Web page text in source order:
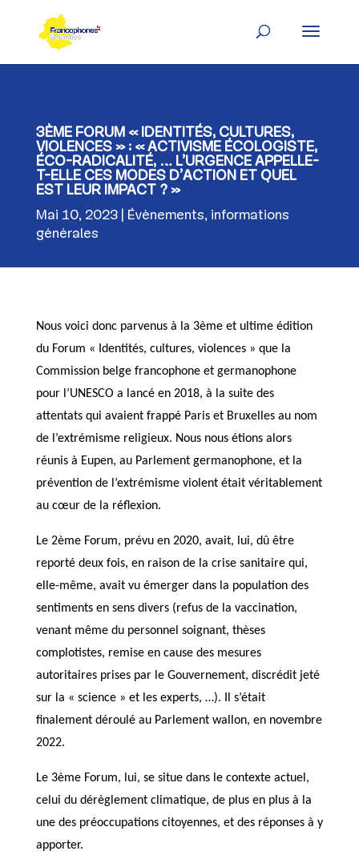
content
3ÈME FORUM « IDENTITÉS, CULTURES,
VIOLENCES » : « ACTIVISME ÉCOLOGISTE,
ÉCO-RADICALITÉ, … L’URGENCE APPELLE-
T-ELLE CES MODES D’ACTION ET QUEL
EST LEUR IMPACT ? »
Mai 10, 2023 Évènements, informations
générales
Nous voici donc parvenus à la 3ème et ultime édition
du Forum « Identités, cultures, violences » que la
Commission belge francophone et germanophone
pour l’UNESCO a lancé en 2018, à la suite des
attentats qui avaient frappé Paris et Bruxelles au nom
de l’extrémisme religieux. Nous nous étions alors
réunis à Eupen, au Parlement germanophone, et la
prévention de l’extrémisme violent était véritablement
au cœur de la réflexion.
Le 2ème Forum, prévu en 2020, avait, lui, dû être
reporté deux fois, en raison de la crise sanitaire qui,
elle-même, avait vu émerger dans la population des
sentiments en sens divers (refus de la vaccination,
venant même du personnel soignant, thèses
complotistes, remise en cause des mesures
autoritaires prises par le Gouvernement, discrédit jeté
sur la « science » et les experts, …). Il s’était
finalement déroulé au Parlement wallon, en novembre
2022.
Le 3ème Forum, lui, se situe dans le contexte actuel,
celui du dérèglement climatique, de plus en plus à la
une des préoccupations citoyennes, et des réponses à y
apporter.